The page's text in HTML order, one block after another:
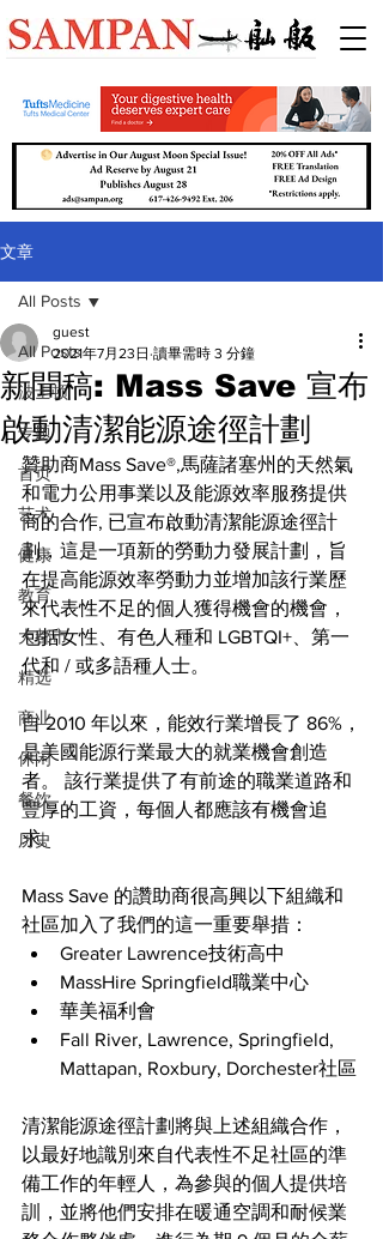
文章
All Posts
波士顿
专题
首页
艺术
健康
教育
大都市
精选
商业
休闲
餐饮
历史
All Posts
新聞稿: Mass Save 宣布
啟動清潔能源途徑計劃
guest
2021年7月23日 讀畢需時 3 分鐘
贊助商Mass Save®,馬薩諸塞州的天然氣
和電力公用事業以及能源效率服務提供
商的合作, 已宣布啟動清潔能源途徑計
劃，這是一項新的勞動力發展計劃，旨
在提高能源效率勞動力並增加該行業歷
來代表性不足的個人獲得機會的機會，
包括女性、有色人種和 LGBTQI+、第一
代和 / 或多語種人士。
自 2010 年以來，能效行業增長了 86%，
是美國能源行業最大的就業機會創造
者。 該行業提供了有前途的職業道路和
豐厚的工資，每個人都應該有機會追
求。
Mass Save 的讚助商很高興以下組織和
社區加入了我們的這一重要舉措：
Greater Lawrence技術高中
MassHire Springfield職業中心
華美福利會
Fall River, Lawrence, Springfield,
Mattapan, Roxbury, Dorchester社區
清潔能源途徑計劃將與上述組織合作，
以最好地識別來自代表性不足社區的準
備工作的年輕人，為參與的個人提供培
訓，並將他們安排在暖通空調和耐候業